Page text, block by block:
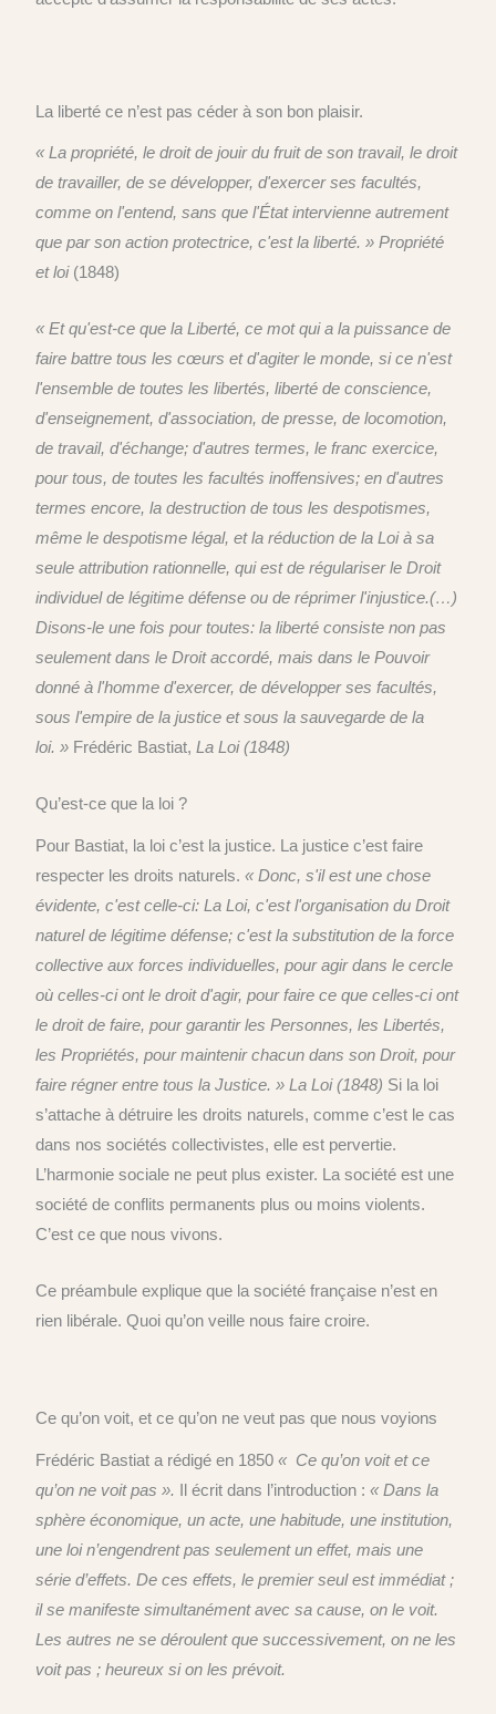
La libertéce n’est pas céder à son bon plaisir.
« La propriété, le droit de jouir du fruit de son travail, le droit
de travailler, de se développer, d'exercer ses facultés,
comme on l'entend, sans que l'État intervienne autrement
que par son action protectrice, c'est la liberté. »Propriété
et loi (1848)
« Et qu'est-ce que la Liberté, ce mot qui a la puissance de
faire battre tous les cœurs et d'agiter le monde, si ce n'est
l'ensemble de toutes les libertés, liberté de conscience,
d'enseignement, d'association, de presse, de locomotion,
de travail, d'échange; d'autres termes, le franc exercice,
pour tous, de toutes les facultés inoffensives; en d'autres
termes encore, la destruction de tous les despotismes,
même le despotisme légal, et la réduction de la Loi à sa
seule attribution rationnelle, qui est de régulariser le Droit
individuel de légitime défense ou de réprimer l'injustice.(…)
Disons-le une fois pour toutes: la liberté consiste non pas
seulement dans le Droit accordé, mais dans le Pouvoir
donné à l'homme d'exercer, de développer ses facultés,
sous l'empire de la justice et sous la sauvegarde de la
loi. » Frédéric Bastiat,La Loi (1848)
Qu’est-ce que la loi ?
Pour Bastiat, la loi c’est la justice. La justice c’est faire
respecter les droits naturels.« Donc, s'il est une chose
évidente, c'est celle-ci: La Loi, c'est l'organisation du Droit
naturel de légitime défense; c'est la substitution de la force
collective aux forces individuelles, pour agir dans le cercle
où celles-ci ont le droit d'agir, pour faire ce que celles-ci ont
le droit de faire, pour garantir les Personnes, les Libertés,
les Propriétés, pour maintenir chacun dans son Droit, pour
faire régner entre tous la Justice. » La Loi (1848) Si la loi
s’attache à détruire les droits naturels, comme c’est le cas
dans nos sociétés collectivistes, elle est pervertie.
L’harmonie sociale ne peut plus exister. La société est une
société de conflits permanents plus ou moins violents.
C’est ce que nous vivons.
Ce préambule explique que la société française n’est en
rien libérale. Quoi qu’on veille nous faire croire.
Ce qu’on voit, et ce qu’on ne veut pas que nous voyions
Frédéric Bastiat a rédigé en 1850« Ce qu’on voit et ce
qu’on ne voit pas ». Ilécrit dans l’introduction : « Dans la
sphère économique, un acte, une habitude, une institution,
une loi n’engendrent pas seulement un effet, mais une
série d’effets. De ces effets, le premier seul est immédiat ;
il se manifeste simultanément avec sa cause,on le voit.
Les autres ne se déroulent que successivement,on ne les
voit pas ; heureux si on lesprévoit.